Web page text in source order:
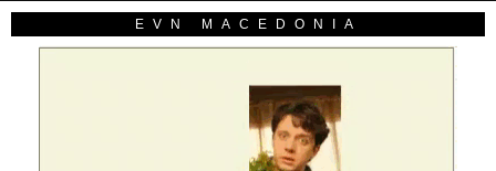
EVN MACEDONIA